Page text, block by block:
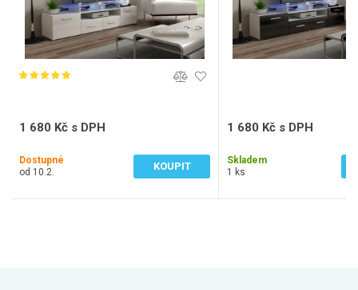
1 680 Kč s DPH
Dostupné
od 10.2.
KOUPIT
1 680 Kč s DPH
Skladem
1 ks